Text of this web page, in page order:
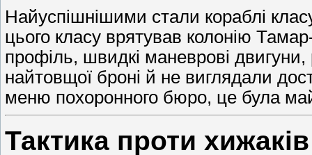
Найуспішнішими стали кораблі
цього класу врятував колонію
профіль, швидкі маневрові
найтовщої броні й не виглядали
меню похоронного бюро, це була
Тактика проти